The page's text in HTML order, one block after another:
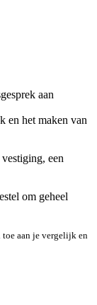
aan
en het maken van
een
om geheel
aan je vergelijk en